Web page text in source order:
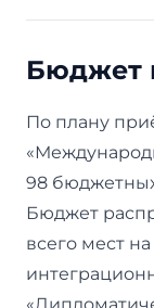
Бюджет
По плану
98
Бюджет
всего мест